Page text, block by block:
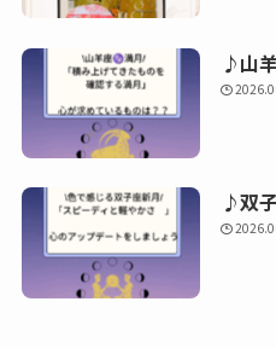
♪山
♪双